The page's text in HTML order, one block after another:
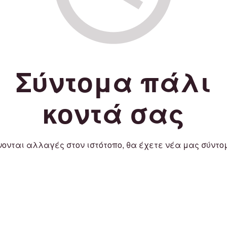
Σύντομα πάλι
κοντά σας
αλλαγές στον ιστότοπο, θα έχετε νέα μας